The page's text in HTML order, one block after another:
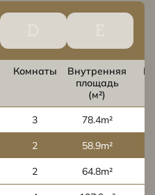
Комнаты
Внутренняя
площадь
(м²)
3 78.4m²
2 58.9m²
2 64.8m²